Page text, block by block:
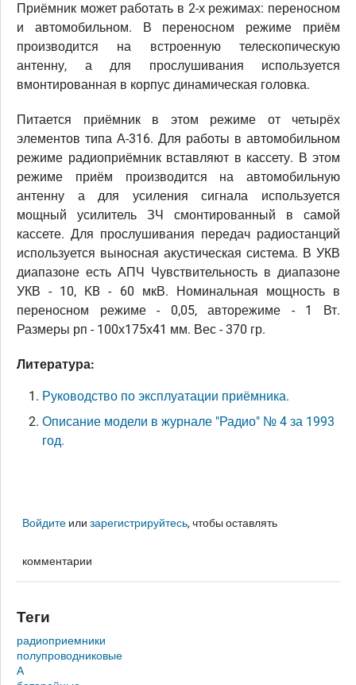
Приёмник может работать в 2-х режимах: переносном
и автомобильном. В переносном режиме приём
производится на встроенную телескопическую
антенну, а для прослушивания используется
вмонтированная в корпус динамическая головка.
Питается приёмник в этом режиме от четырёх
элементов типа А-316. Для работы в автомобильном
режиме радиоприёмник вставляют в кассету. В этом
режиме приём производится на автомобильную
антенну а для усиления сигнала используется
мощный усилитель ЗЧ смонтированный в самой
кассете. Для прослушивания передач радиостанций
используется выносная акустическая система. В УКВ
диапазоне есть АПЧ Чувствительность в диапазоне
УКВ - 10, KB - 60 мкВ. Номинальная мощность в
переносном режиме - 0,05, авторежиме - 1 Вт.
Размеры рп - 100х175х41 мм. Вес - 370 гр.
Литература:
Руководство по эксплуатации приёмника.
Описание модели в журнале "Радио" № 4 за 1993
год.
Войдите илизарегистрируйтесь, чтобы оставлять
комментарии
Теги
радиоприемники
полупроводниковые
А